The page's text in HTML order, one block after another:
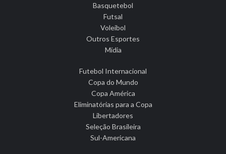
Basquetebol
Futsal
Voleibol
Outros Esportes
Mídia
Futebol Internacional
Copa do Mundo
Copa América
Eliminatórias para a Copa
Libertadores
Seleção Brasileira
Sul-Americana